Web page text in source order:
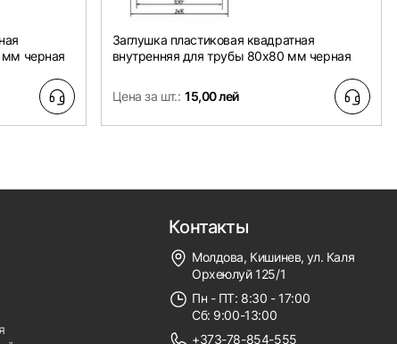
мм черная
Заглушка пластиковая квадратная
внутренняя для трубы 80х80 мм черная
Цена за шт.: 15,00 лей
Контакты
Молдова, Кишинев, ул. Каля
Орхеюлуй 125/1
Пн - ПТ: 8:30 - 17:00
Сб: 9:00-13:00
+373-78-854-555